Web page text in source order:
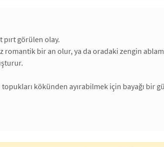
pırt görülen olay.
romantik bir an olur, ya da oradaki zengin
kökünden ayırabilmek için bayağı bir